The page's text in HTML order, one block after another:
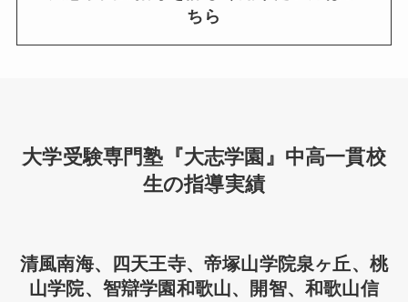
ちら
大学受験専門塾『大志学園』中高一貫校
生の指導実績
清風南海、四天王寺、帝塚山学院泉ヶ丘、桃
山学院、智辯学園和歌山、開智、和歌山信